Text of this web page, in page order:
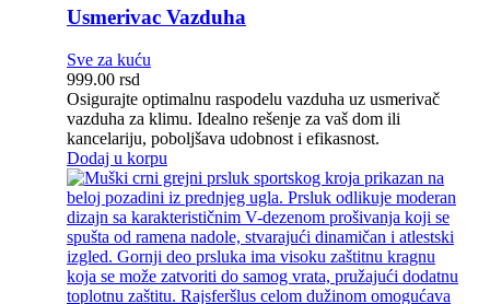
Usmerivac Vazduha
Sve za kuću
999.00 rsd
Osigurajte optimalnu raspodelu vazduha uz usmerivač
vazduha za klimu. Idealno rešenje za vaš dom ili
kancelariju, poboljšava udobnost i efikasnost.
Dodaj u korpu